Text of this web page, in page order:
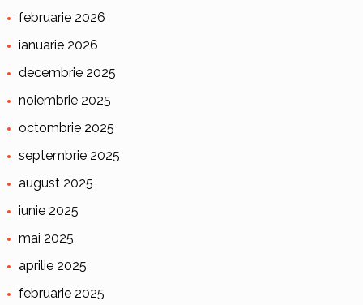
februarie 2026
ianuarie 2026
decembrie 2025
noiembrie 2025
octombrie 2025
septembrie 2025
august 2025
iunie 2025
mai 2025
aprilie 2025
februarie 2025